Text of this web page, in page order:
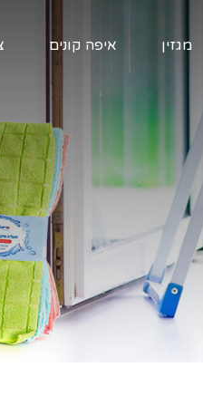
מגזין איפה קונים